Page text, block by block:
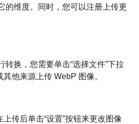
的维度。同时，您可以注册上传更
转换，您需要单击“选择文件”下拉
他来源上传 WebP 图像。
传后单击“设置”按钮来更改图像